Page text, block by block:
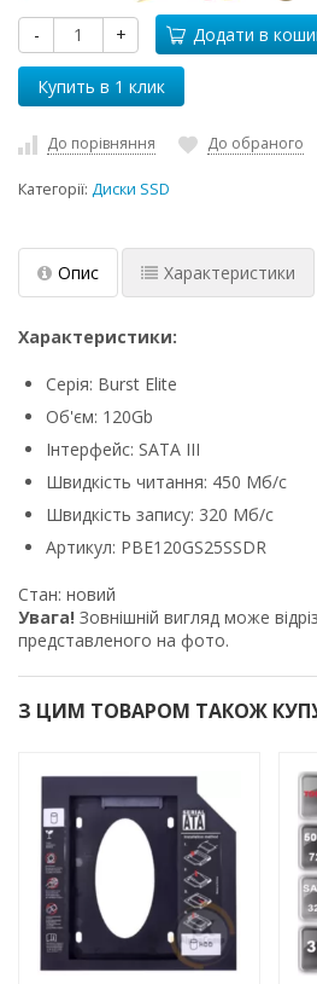
- + Додати в
До порівняння До обраного
Категорії: Диски SSD
Опис Характеристики
Характеристики:
Серія: Burst Elite
Об'єм: 120Gb
Інтерфейс: SATA III
Швидкість читання: 450 Мб/с
Швидкість запису: 320 Мб/с
Артикул: PBE120GS25SSDR
Стан: новий
Увага! Зовнішній вигляд може
представленого на фото.
З ЦИМ ТОВАРОМ ТАКОЖ